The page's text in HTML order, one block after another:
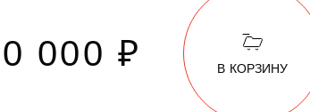
000 ₽ В КОРЗИНУ